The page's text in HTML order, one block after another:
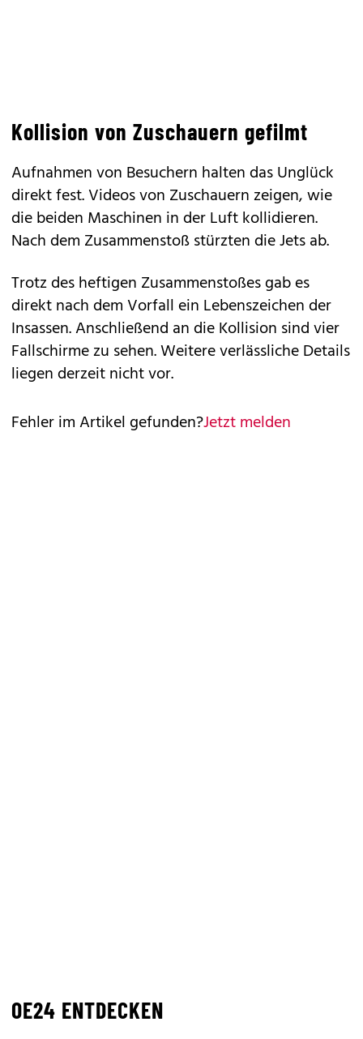
Kollision von Zuschauern gefilmt
Aufnahmen von Besuchern halten das Unglück
direkt fest. Videos von Zuschauern zeigen, wie
die beiden Maschinen in der Luft kollidieren.
Nach dem Zusammenstoß stürzten die Jets ab.
Trotz des heftigen Zusammenstoßes gab es
direkt nach dem Vorfall ein Lebenszeichen der
Insassen. Anschließend an die Kollision sind vier
Fallschirme zu sehen. Weitere verlässliche Details
liegen derzeit nicht vor.
Fehler im Artikel gefunden?Jetzt melden
OE24 ENTDECKEN